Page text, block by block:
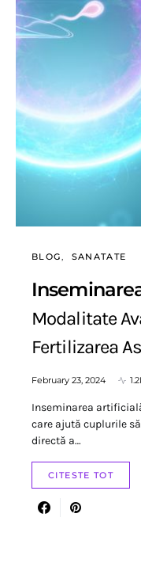
BLOG SANATATE
Modalitate
Fertilizarea
February 23, 2024
Inseminarea
care ajută cuplurile
directă a…
CITESTE TOT